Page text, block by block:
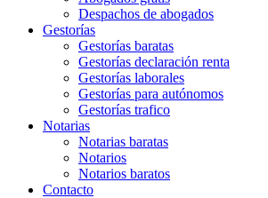
Despachos de abogados
Gestorías
Gestorías baratas
Gestorías declaración renta
Gestorías laborales
Gestorías para autónomos
Gestorías trafico
Notarias
Notarias baratas
Notarios
Notarios baratos
Contacto